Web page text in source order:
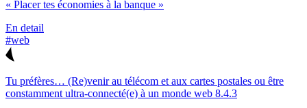
« Placer tes économies à la banque »
En detail
#web
Tu préfères… (Re)venir au télécom et aux cartes postales ou être
constamment ultra-connecté(e) à un monde web 8.4.3